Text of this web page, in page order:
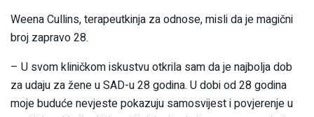
Weena Cullins, terapeutkinja za odnose, misli da je magični
broj zapravo 28.
– U svom kliničkom iskustvu otkrila sam da je najbolja dob
za udaju za žene u SAD-u 28 godina. U dobi od 28 godina
moje buduće nevjeste pokazuju samosvijest i povjerenje u